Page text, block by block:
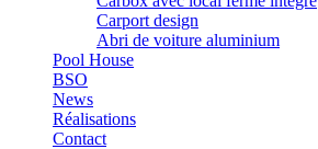
Carport design
Abri de voiture aluminium
Pool House
BSO
News
Réalisations
Contact